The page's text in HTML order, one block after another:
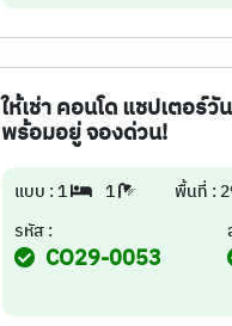
ให้เช่า คอนโด แชปเตอร์
พร้อมอยู่ จองด่วน!
แบบ : 1 1 พื้นที่ :
รหัส :
CO29-0053